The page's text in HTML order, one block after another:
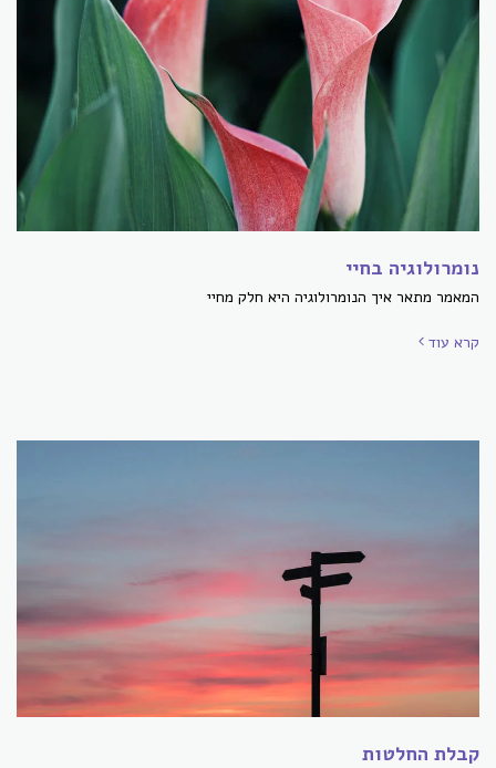
נומרולוגיה בחיי
המאמר מתאר איך הנומרולוגיה היא חלק מחיי
קרא עוד
קבלת החלטות